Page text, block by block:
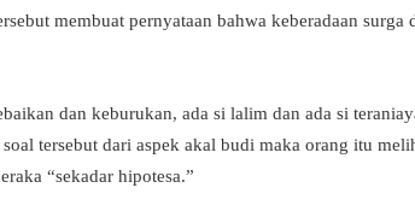
membuat pernyataan bahwa keberadaan surga
dan keburukan, ada si lalim dan ada si
tersebut dari aspek akal budi maka orang itu
“sekadar hipotesa.”